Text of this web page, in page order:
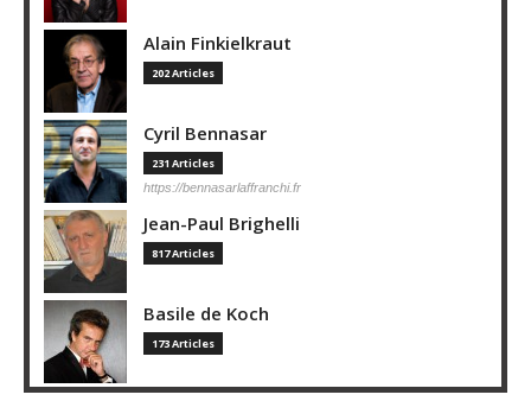
Alain Finkielkraut
202 Articles
Cyril Bennasar
231 Articles
https://bennasarlaffranchi.fr
Jean-Paul Brighelli
817 Articles
Basile de Koch
173 Articles